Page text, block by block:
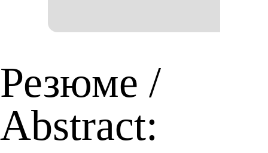
Резюме /
Abstract: